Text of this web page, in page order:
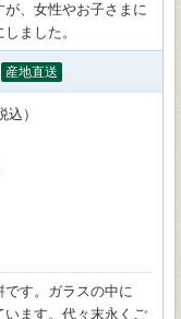
、女性やお子さまに
ました。
産地直送
込）
です。ガラスの中に
います。代々末永くご